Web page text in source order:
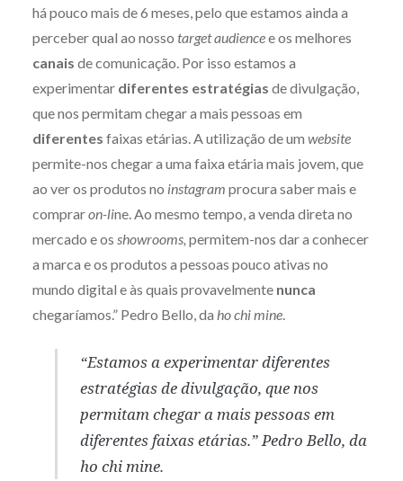
há pouco mais de 6 meses, pelo que estamos ainda a
perceber qual ao nosso target audiencee os melhores
canais de comunicação. Por isso estamos a
experimentar diferentes estratégias de divulgação,
que nos permitam chegar a mais pessoas em
diferentes faixas etárias. A utilização de um website
permite-nos chegar a uma faixa etária mais jovem, que
ao ver os produtos no instagram procura saber mais e
compraron-line. Ao mesmo tempo, a venda direta no
mercado e os showrooms, permitem-nos dar a conhecer
a marca e os produtos a pessoas pouco ativas no
mundo digital e às quais provavelmente nunca
chegaríamos.” Pedro Bello, da ho chi mine.
“Estamos a experimentar diferentes
estratégias de divulgação, que nos
permitam chegar a mais pessoas em
diferentes faixas etárias.” Pedro Bello, da
ho chi mine.